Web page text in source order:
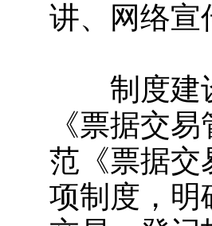
讲、网络宣
制度建设
《票据交
范《票据交
项制度，明